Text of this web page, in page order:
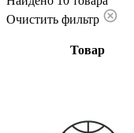
Очистить фильтр
Товар